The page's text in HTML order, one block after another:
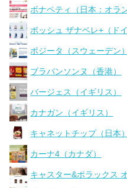
ボナペティ（日本：オラ
ボッシュ ザナベレ+（ドイ
ボジータ（スウェーデン）
ブラバンソンヌ（香港）
バージェス（イギリス）
カナガン（イギリス）
キャネットチップ（日本）
カーナ4（カナダ）
キャスター&ポラックス